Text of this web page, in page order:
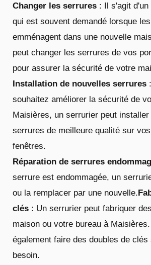
Changer les serrures : Il s'agit
qui est souvent demandé lorsque
emménagent dans une nouvelle
peut changer les serrures de vos
pour assurer la sécurité de votre
Installation de nouvelles serrures
souhaitez améliorer la sécurité de
Maisières, un serrurier peut installer
serrures de meilleure qualité sur
fenêtres.
Réparation de serrures
serrure est endommagée, un
ou la remplacer par une nouvelle.
clés : Un serrurier peut fabriquer
maison ou votre bureau à
également faire des doubles de
besoin.